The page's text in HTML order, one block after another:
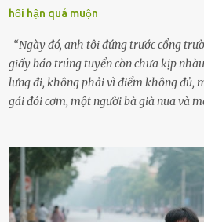
“Con sẽ nhặt thật nhiều vỏ sò cho mẹ
bánh rời khỏi bến...
hối hận quá muộn
“Ngày đó, anh tôi đứng trước cổng
giấy báo trúng tuyển còn chưa kịp
lưng đi, không phải vì điểm không đủ,
gái đói cơm, một người bà già nua và
có tin tức. Mọi gánh nặng đổ dồn lên
cụ Nguyễn Thị Đào – và cậu con trai
Trí là học sinh giỏi toàn huyện, học
làm thuê, biết đi cày thuê từ 4h sáng